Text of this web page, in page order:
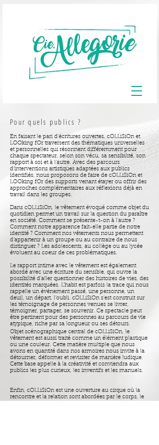
Pour quels publics ?
En faisant le pari d'écritures ouvertes, cOLLiSiOn et
LOOking fOr traversent des thématiques universelles
et personnelles qui résonnent différemment pour
chaque spectateur, selon son vécu, sa sensibilité, son
rapport à soi et à l’autre. Avec des parcours
d’interventions artistiques adaptées aux publics
identifiés, nous proposons de faire de cOLLiSiOn et
LOOking fOr des supports venant étayer ou offrir des
approches complémentaires aux réflexions déjà en
travail dans les groupes.
Dans cOLLiSiOn, le vêtement évoqué comme objet du
quotidien permet un travail sur la question du paraître
en société. Comment se présente-t-on à l’autre ?
Comment notre apparence fait-elle partie de notre
identité ? Comment nos vêtements nous permettent
d’appartenir à un groupe ou au contraire de nous
distinguer ? Les adolescents, au collège ou au lycée
évoluent au coeur de ces problématiques.
Le rapport intime avec le vêtement est également
abordé avec une écriture du sensible, qui ouvre la
possibilité d’aller questionner des histoires de vies, des
identités marquées. L’habit est parfois la trace qui nous
rappelle un événement passé, une personne, un
deuil, un départ, l’oubli. cOLLiSiOn s’est construit sur
les témoignage de personnes venues se livrer,
témoigner, partager, se souvenir. Ce spectacle peut
être pertinent pour des personnes au parcours de vie
atypique, riche par sa longueur ou ses détours.
Objet scénographique central de cOLLiSiOn, le
vêtement est aussi traité comme un élément plastique
ou une couleur. Cette matière multiple que nous
avons en quantité dans nos armoires nous invite à la
détourner, déformer et revisiter de manière ludique.
Cette base appelle à la créativité et conviendra aux
publics les plus curieux, les inventifs et les manuels.
Enfin, cOLLiSiOn est une ouverture au cirque où la
rencontre et la relation sont abordées par le corps, le